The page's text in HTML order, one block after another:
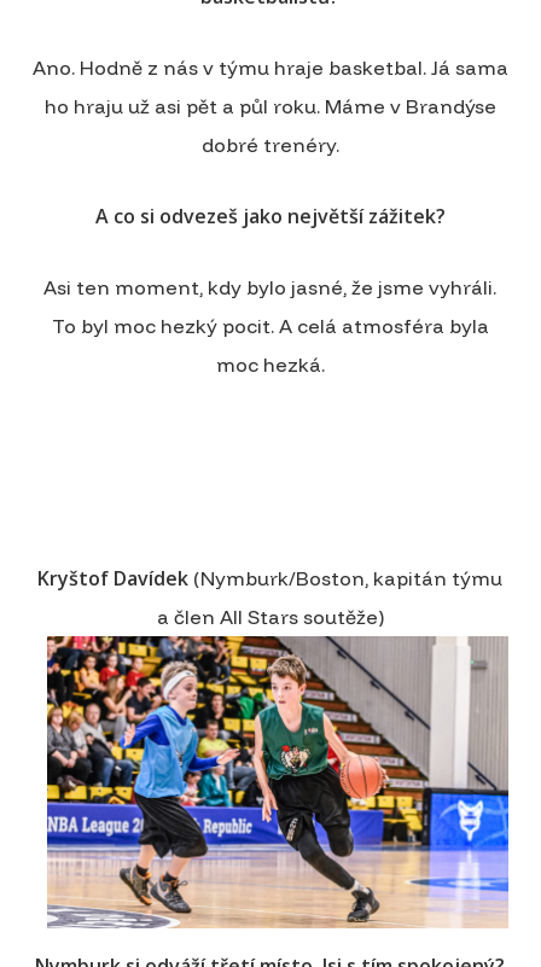
Ano. Hodně z nás v týmu hraje basketbal. Já sama
ho hraju už asi pět a půl roku. Máme v Brandýse
dobré trenéry.
A co si odvezeš jako největší zážitek?
Asi ten moment, kdy bylo jasné, že jsme vyhráli.
To byl moc hezký pocit. A celá atmosféra byla
moc hezká.
Kryštof Davídek (Nymburk/Boston, kapitán týmu
a člen All Stars soutěže)